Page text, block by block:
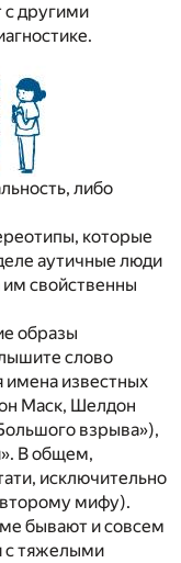
с другими
либо
которые
аутичные люди
свойственны
образы
слово
имена известных
Маск, Шелдон
взрыва»),
В общем,
исключительно
второму мифу).
бывают и совсем
с тяжелыми